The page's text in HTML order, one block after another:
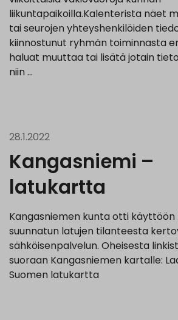
liikuntapaikoilla.Kalenterista näet
tai seurojen yhteyshenkilöiden
kiinnostunut ryhmän toiminnasta
haluat muuttaa tai lisätä jotain
niin …
28.1.2022
Kangasniemi –
latukartta
Kangasniemen kunta otti käyttöön
suunnatun latujen tilanteesta
sähköisenpalvelun. Oheisesta
suoraan Kangasniemen kartalle:
Suomen latukartta